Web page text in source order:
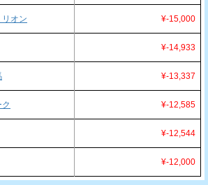
オン ¥-15,000
¥-14,933
¥-13,337
¥-12,585
¥-12,544
¥-12,000